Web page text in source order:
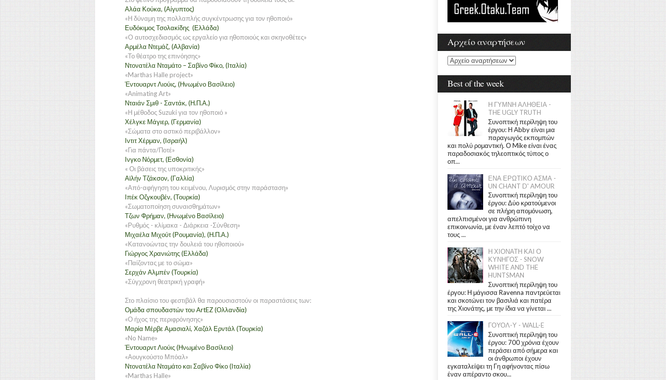
Αλάα Κούκα, (Αίγυπτος)
«Η δύναμη της πολλαπλής συγκέντρωσης για τον ηθοποιό»
Ευδόκιμος Τσολακίδης (Ελλάδα)
«O αυτοσχεδιασμός ως εργαλείο για ηθοποιούς και σκηνοθέτες»
Αρμέλα Ντεμάζ, (Αλβανία)
«Το θέατρο της επινόησης»
Ντονατέλα Νταμάτο – Σαβίνο Φίκο, (Ιταλία)
«Marthas Halle project»
Έντουαρντ Λιούις, (Ηνωμένο Βασίλειο)
«Animating Art»
Νταιάν Σμιθ - Σαντάκ, (Η.Π.Α.)
«Η μέθοδος Suzuki για τον ηθοποιό »
Χέλγκε Μάγιερ, (Γερμανία)
«Σώματα στο αστικό περιβάλλον»
Ιντιτ Χέρμαν, (Ισραήλ)
«Για πάντα/Ποτέ»
Ινγκο Νόρμετ, (Εσθονία)
« Οι βάσεις της υποκριτικής»
Αϊλήν Τζάκσον, (Γαλλία)
«Από-αφήγηση του κειμένου, Λυρισμός στην παράσταση»
Ιπέκ Οζγκουβέν, (Τουρκία)
«Σωματοποίηση συναισθημάτων»
Τζων Φρήμαν, (Ηνωμένο Βασίλειο)
«Ρυθμός - κλίμακα - Διάρκεια -Σύνθεση»
Μιχαέλα Μιχούτ (Ρουμανία), (Η.Π.Α.)
«Κατανοώντας την δουλειά του ηθοποιού»
Γιώργος Χρανιώτης (Ελλάδα)
«Παίζοντας με το σώμα»
Σερχάν Αλμπέν (Τουρκία)
«Σύγχρονη θεατρική γραφή»
Στο πλαίσιο του φεστιβάλ θα παρουσιαστούν οι παραστάσεις των:
Ομάδα σπουδαστών του ArtEZ (Ολλανδία)
«Ο ήχος της περιφρόνησης»
Μαρία Μέρβε Αμασιαλί, Χαζάλ Ερντάλ (Τουρκία)
«No Name»
Έντουαρντ Λιούις (Ηνωμένο Βασίλειο)
«Αουγκούστο Μπόαλ»
Ντονατέλα Νταμάτο και Σαβίνο Φίκο (Ιταλία)
«Marthas Halle»
Αρχείο αναρτήσεων
Best of the week
Η ΓΥΜΝΗ ΑΛΗΘΕΙΑ -
THE UGLY TRUTH
Συνοπτική περίληψη του
έργου: Η Abby είναι μια
παραγωγός εκπομπών
και πολύ ρομαντική. Ο Mike είναι ένας
παραδοσιακός τηλεοπτικός τύπος ο
οπ...
ΕΝΑ ΕΡΩΤΙΚΟ ΑΣΜΑ -
UN CHANT D' AMOUR
Συνοπτική περίληψη του
έργου: Δύο κρατούμενοι
σε πλήρη απομόνωση,
απελπισμένοι για ανθρώπινη
επικοινωνία, με έναν λεπτό τοίχο να
τους ...
Η ΧΙΟΝΑΤΗ ΚΑΙ Ο
ΚΥΝΗΓΟΣ - SNOW
WHITE AND THE
HUNTSMAN
Συνοπτική περίληψη του
έργου: Η μάγισσα Ravenna παντρεύεται
και σκοτώνει τον βασιλιά και πατέρα
της Χιονάτης, με την ίδια να γίνεται ...
ΓΟΥΟΛ-Υ - WALL-E
Συνοπτική περίληψη του
έργου: 700 χρόνια έχουν
περάσει από σήμερα και
οι άνθρωποι έχουν
εγκαταλείψει τη Γη αφήνοντας πίσω
έναν απέραντο σκου...